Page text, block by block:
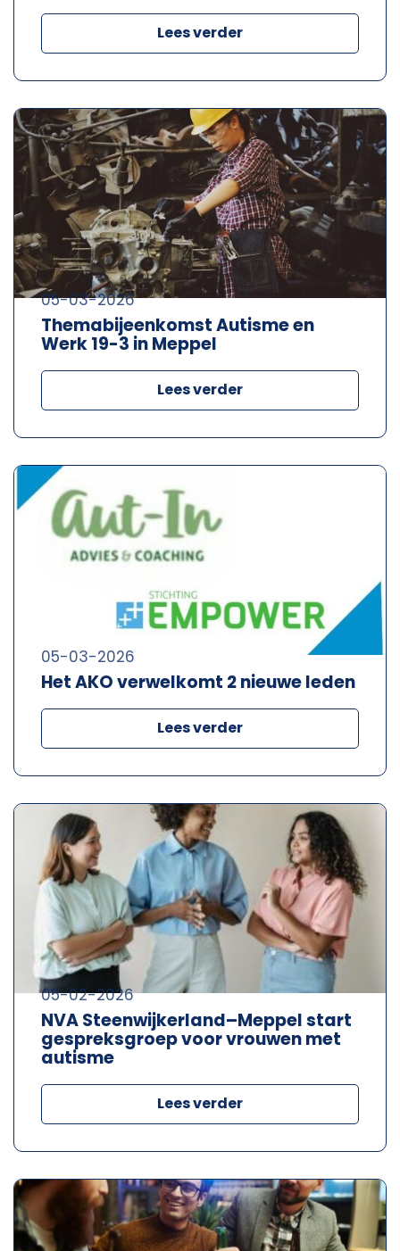
Lees verder
Themabijeenkomst Autisme en
Werk 19-3 in Meppel
05-03-2026
Lees verder
Het AKO verwelkomt 2 nieuwe leden
05-03-2026
Lees verder
NVA Steenwijkerland–Meppel start
gespreksgroep voor vrouwen met
autisme
05-02-2026
Lees verder